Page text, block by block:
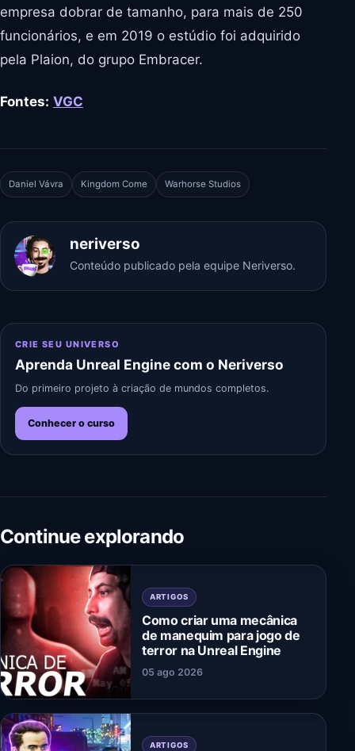
empresa dobrar de tamanho, para mais de 250
funcionários, e em 2019 o estúdio foi adquirido
pela Plaion, do grupo Embracer.
Fontes: VGC
Daniel Vávra Kingdom Come Warhorse Studios
neriverso
Conteúdo publicado pela equipe Neriverso.
CRIE SEU UNIVERSO
Aprenda Unreal Engine com o Neriverso
Do primeiro projeto à criação de mundos completos.
Conhecer o curso
Continue explorando
ARTIGOS
Como criar uma mecânica
de manequim para jogo de
terror na Unreal Engine
05 ago 2026
ARTIGOS